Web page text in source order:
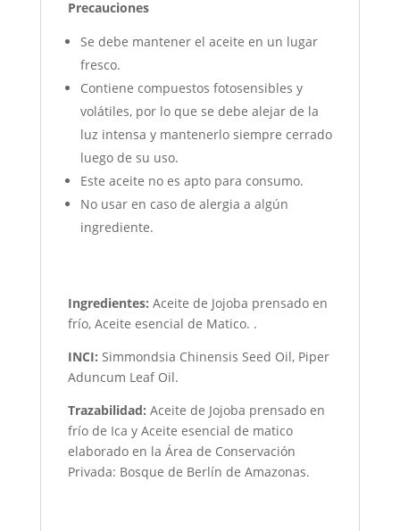
Precauciones
Se debe mantener el aceite en un lugar
fresco.
Contiene compuestos fotosensibles y
volátiles, por lo que se debe alejar de la
luz intensa y mantenerlo siempre cerrado
luego de su uso.
Este aceite no es apto para consumo.
No usar en caso de alergia a algún
ingrediente.
Ingredientes: Aceite de Jojoba prensado en
frío, Aceite esencial de Matico. .
INCI: Simmondsia Chinensis Seed Oil, Piper
Aduncum Leaf Oil.
Trazabilidad: Aceite de Jojoba prensado en
frío de Ica y Aceite esencial de matico
elaborado en la Área de Conservación
Privada: Bosque de Berlín de Amazonas.